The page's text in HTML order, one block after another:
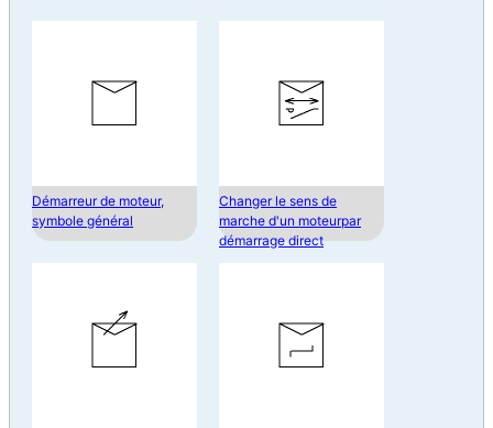
Démarreur de moteur,
symbole général
Changer le sens de
marche d'un moteurpar
démarrage direct